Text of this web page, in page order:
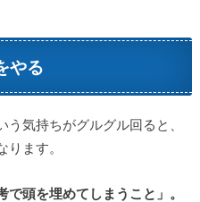
やる
気持ちがグルグル回ると、
ます。
頭を埋めてしまうこと」。